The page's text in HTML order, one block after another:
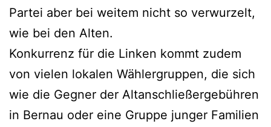
Partei aber bei weitem nicht so verwurzelt,
wie bei den Alten.
Konkurrenz für die Linken kommt zudem
von vielen lokalen Wählergruppen, die sich
wie die Gegner der Altanschließergebühren
in Bernau oder eine Gruppe junger Familien